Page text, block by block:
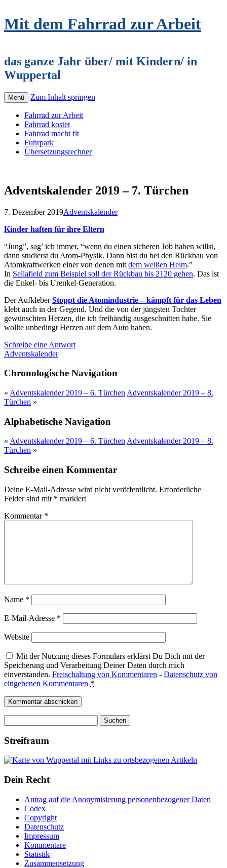
Mit dem Fahrrad zur Arbeit
das ganze Jahr über/ mit Kindern/ in
Wuppertal
Menü Zum Inhalt springen
Fahrrad zur Arbeit
Fahrrad kostet
Fahrrad macht fit
Fuhrpark
Übersetzungsrechner
Adventskalender 2019 – 7. Türchen
7. Dezember 2019Adventskalender
Kinder haften für ihre Eltern
“Jung”, sag’ ich immer, “wenn du einen sicheren Job haben willst,
dann studierst du Atom-Physik. Dann bist du bei den Rückbau von
Atomkraftwerken einer von denen mit dem weißen Helm.”
In Sellafield zum Beispiel soll der Rückbau bis 2120 gehen. Das ist
die Enkel- bis Urenkel-Generation.
Der AufkleberStoppt die Atomindustrie – kämpft für das Leben
klebt auch in der Gegend. Und die von der jüngsten Tochter
gewünschten Herzen, die ich freihändig ausgeschnitten habe. Sie
wollte unbedingt Herzen auf dem Auto haben.
Schreibe eine Antwort
Adventskalender
Chronologische Navigation
« Adventskalender 2019 – 6. Türchen Adventskalender 2019 – 8.
Türchen »
Alphabetische Navigation
« Adventskalender 2019 – 6. Türchen Adventskalender 2019 – 8.
Türchen »
Schreibe einen Kommentar
Deine E-Mail-Adresse wird nicht veröffentlicht. Erforderliche
Felder sind mit * markiert
Kommentar *
Name *
E-Mail-Adresse *
Website
Mit der Nutzung dieses Formulars erklärst Du Dich mit der
Speicherung und Verarbeitung Deiner Daten durch mich
einverstanden. Freischaltung von Kommentaren - Datenschutz von
eingebenen Kommentaren *
nach:
Streifraum
Dein Recht
Antrag auf die Anonymisierung personenbezogener Daten
Codex
Copyright
Datenschutz
Impressum
Kommentare
Statistik
Zusammensetzung